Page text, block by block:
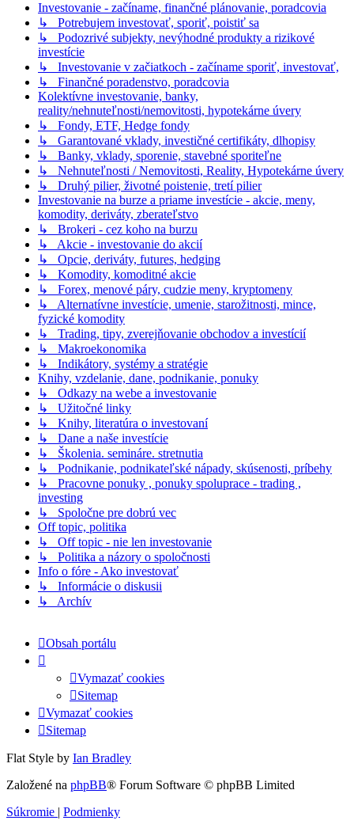
Investovanie - začíname, finančné plánovanie, poradcovia
↳ Potrebujem investovať, sporiť, poistiť sa
↳ Podozrivé subjekty, nevýhodné produkty a rizikové
investície
↳ Investovanie v začiatkoch - začíname sporiť, investovať,
↳ Finančné poradenstvo, poradcovia
Kolektívne investovanie, banky,
reality/nehnuteľnosti/nemovitosti, hypotekárne úvery
↳ Fondy, ETF, Hedge fondy
↳ Garantované vklady, investičné certifikáty, dlhopisy
↳ Banky, vklady, sporenie, stavebné sporiteľne
↳ Nehnuteľnosti / Nemovitosti, Reality, Hypotekárne úvery
↳ Druhý pilier, životné poistenie, tretí pilier
Investovanie na burze a priame investície - akcie, meny,
komodity, deriváty, zberateľstvo
↳ Brokeri - cez koho na burzu
↳ Akcie - investovanie do akcií
↳ Opcie, deriváty, futures, hedging
↳ Komodity, komoditné akcie
↳ Forex, menové páry, cudzie meny, kryptomeny
↳ Alternatívne investície, umenie, starožitnosti, mince,
fyzické komodity
↳ Trading, tipy, zverejňovanie obchodov a investícií
↳ Makroekonomika
↳ Indikátory, systémy a stratégie
Knihy, vzdelanie, dane, podnikanie, ponuky
↳ Odkazy na webe a investovanie
↳ Užitočné linky
↳ Knihy, literatúra o investovaní
↳ Dane a naše investície
↳ Školenia. semináre. stretnutia
↳ Podnikanie, podnikateľské nápady, skúsenosti, príbehy
↳ Pracovne ponuky , ponuky spoluprace - trading ,
investing
↳ Spoločne pre dobrú vec
Off topic, politika
↳ Off topic - nie len investovanie
↳ Politika a názory o spoločnosti
Info o fóre - Ako investovať
↳ Informácie o diskusii
↳ Archív
Obsah portálu
Vymazať cookies
Sitemap
Vymazať cookies
Sitemap
Flat Style by Ian Bradley
Založené na phpBB® Forum Software © phpBB Limited
Súkromie | Podmienky